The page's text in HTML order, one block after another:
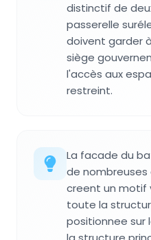
distinctif de
passerelle
doivent garder
siège
l'accès aux
restreint.
La facade du
de nombreuses
creent un motif
toute la
positionnee sur